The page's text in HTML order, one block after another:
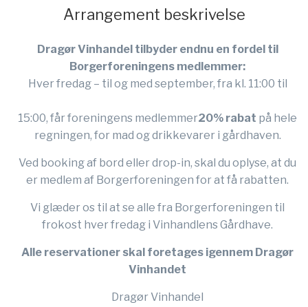
Arrangement beskrivelse
Dragør Vinhandel tilbyder endnu en fordel til
Borgerforeningens medlemmer:
Hver fredag – til og med september, fra kl. 11:00 til
15:00, får foreningens medlemmer20% rabat på hele
regningen, for mad og drikkevarer i gårdhaven.
Ved booking af bord eller drop-in, skal du oplyse, at du
er medlem af Borgerforeningen for at få rabatten.
Vi glæder os til at se alle fra Borgerforeningen til
frokost hver fredag i Vinhandlens Gårdhave.
Alle reservationer skal foretages igennem Dragør
Vinhandet
Dragør Vinhandel